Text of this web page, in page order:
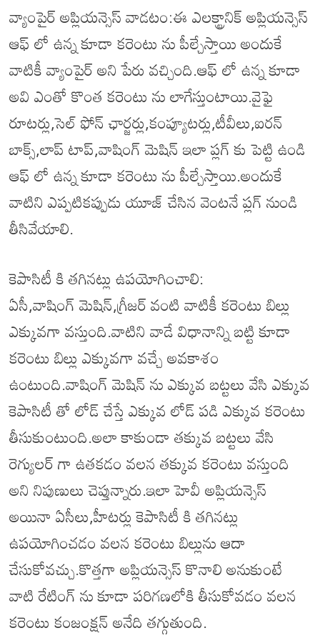
వ్యాంపైర్ అప్లియన్సెస్ వాడటం:ఈ ఎలక్ట్రానిక్ అప్లియన్సెస్
ఆఫ్ లో ఉన్న కూడా కరెంటు ను పీల్చేస్తాయి అందుకే
వాటికీ వ్యాంపైర్ అని పేరు వచ్చింది.ఆఫ్ లో ఉన్న కూడా
అవి ఎంతో కొంత కరెంటు ను లాగేస్తుంటాయి.వైఫై
రూటర్లు,సెల్ ఫోన్ ఛార్జర్లు,కంప్యూటర్లు,టీవీలు,ఐరన్
బాక్స్,లాప్ టాప్,వాషింగ్ మెషిన్ ఇలా ప్లగ్ కు పెట్టి ఉండి
ఆఫ్ లో ఉన్న కూడా కరెంటు ను పీల్చేస్తాయి.అందుకే
వాటిని ఎప్పటికప్పుడు యూజ్ చేసిన వెంటనే ప్లగ్ నుండి
తీసివేయాలి.
కెపాసిటీ కి తగినట్లు ఉపయోగించాలి:
ఏసీ,వాషింగ్ మెషిన్,గ్రీజర్ వంటి వాటికీ కరెంటు బిల్లు
ఎక్కువగా వస్తుంది.వాటిని వాడే విధానాన్ని బట్టి కూడా
కరెంటు బిల్లు ఎక్కువగా వచ్చే అవకాశం
ఉంటుంది.వాషింగ్ మెషిన్ ను ఎక్కువ బట్టలు వేసి ఎక్కువ
కెపాసిటీ తో లోడ్ చేస్తే ఎక్కువ లోడ్ పడి ఎక్కువ కరెంటు
తీసుకుంటుంది.అలా కాకుండా తక్కువ బట్టలు వేసి
రెగ్యులర్ గా ఉతకడం వలన తక్కువ కరెంటు వస్తుంది
అని నిపుణులు చెప్తున్నారు.ఇలా హెవీ అప్లియన్సెస్
అయినా ఏసీలు,హీటర్లు కెపాసిటీ కి తగినట్లు
ఉపయోగించడం వలన కరెంటు బిల్లును ఆదా
చేసుకోవచ్చు.కొత్తగా అప్లియన్సెస్ కొనాలి అనుకుంటే
వాటి రేటింగ్ ను కూడా పరిగణలోకి తీసుకోవడం వలన
కరెంటు కంజంక్షన్ అనేది తగ్గుతుంది.